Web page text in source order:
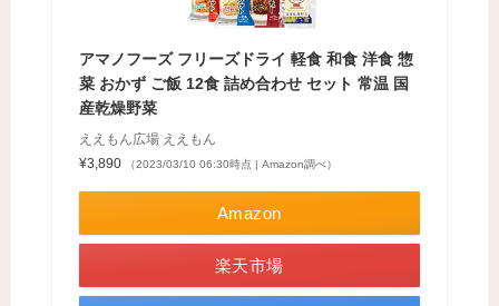
アマノフーズ フリーズドライ 軽食 和食 洋食 惣
菜 おかず ご飯 12食 詰め合わせ セット 常温 国
産乾燥野菜
ええもん広場 ええもん
¥3,890
（2023/03/10 06:30時点 | Amazon調べ）
Amazon
楽天市場